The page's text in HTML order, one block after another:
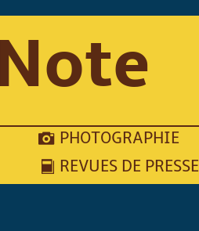
PHOTOGRAPHIE
REVUES DE PRESSE